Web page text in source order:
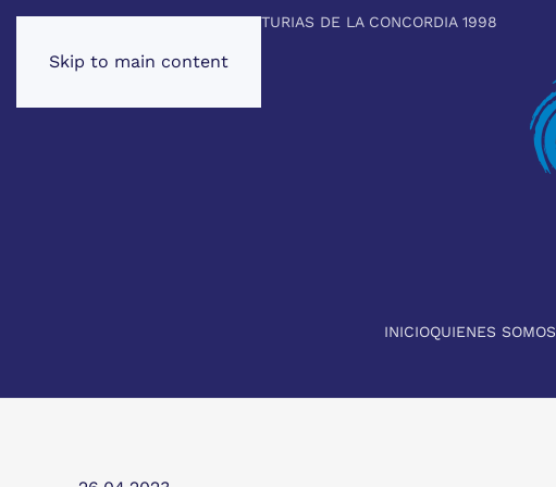
Skip to main content
PREMIO PRINCIPE DE ASTURIAS DE LA CONCORDIA 1998
INICIOQUIENES SOMOS